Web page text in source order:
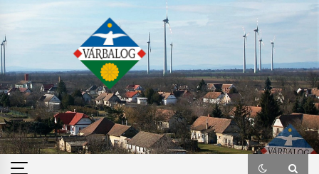
content